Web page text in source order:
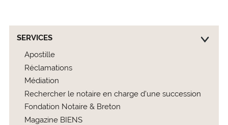
SERVICES
Apostille
Réclamations
Médiation
Rechercher le notaire en charge d’une succession
Fondation Notaire & Breton
Magazine BIENS